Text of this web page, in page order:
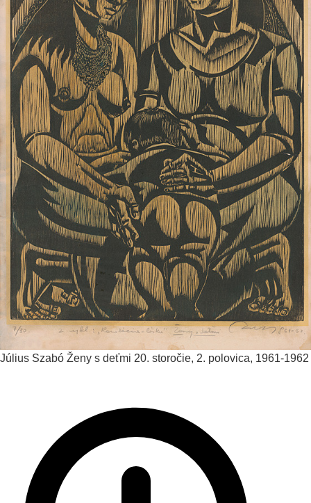
Július Szabó Ženy s deťmi 20. storočie, 2. polovica, 1961-1962